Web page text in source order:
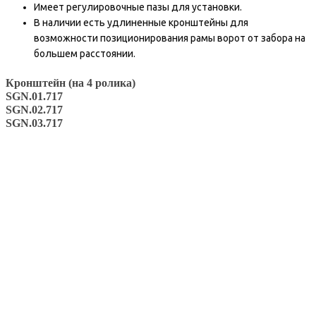
Имеет регулировочные пазы для установки.
В наличии есть удлиненные кронштейны для
возможности позиционирования рамы ворот от забора на
большем расстоянии.
Кронштейн (на 4 ролика)
SGN.01.717
SGN.02.717
SGN.03.717